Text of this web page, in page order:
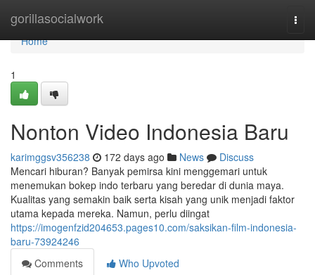
gorillasocialwork
Home
Home
1
Nonton Video Indonesia Baru
karimggsv356238 172 days ago News
Discuss
Mencari hiburan? Banyak pemirsa kini menggemari untuk
menemukan bokep indo terbaru yang beredar di dunia maya.
Kualitas yang semakin baik serta kisah yang unik menjadi faktor
utama kepada mereka. Namun, perlu diingat
https://imogenfzid204653.pages10.com/saksikan-film-indonesia-
baru-73924246
Comments
Who Upvoted